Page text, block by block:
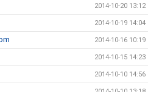
2014-10-20 13:12
2014-10-19 14:04
2014-10-16 10:19
2014-10-15 14:23
2014-10-10 14:56
2014-10-10 13:18